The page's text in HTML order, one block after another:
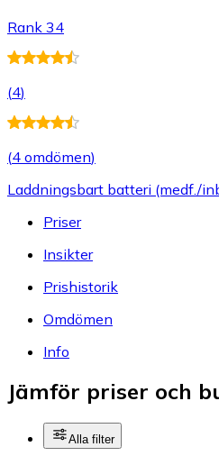
Rank 34
(4)
(4 omdömen)
Laddningsbart batteri (medf./
Priser
Insikter
Prishistorik
Omdömen
Info
Jämför priser och
Alla filter